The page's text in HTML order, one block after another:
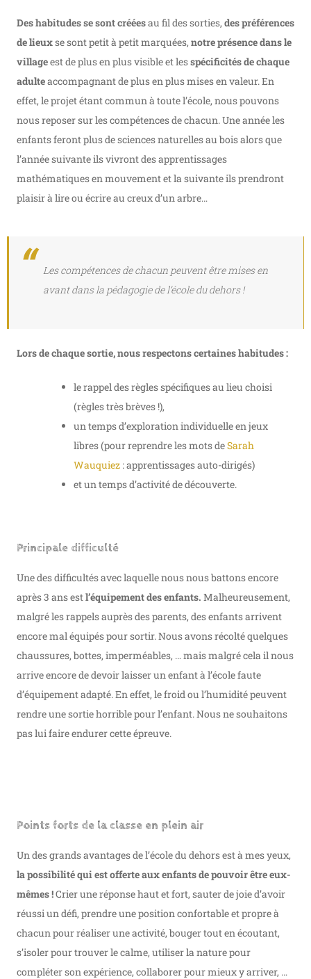
Des habitudes se sont crééesau fil des sorties, des préférences
de lieuxse sont petit à petit marquées, notre présence dans le
villageest de plus en plus visible et lesspécificités de chaque
adulteaccompagnant de plus en plus mises en valeur. En
effet, le projet étant commun à toute l’école, nous pouvons
nous reposer sur les compétences de chacun. Une année les
enfants feront plus de sciences naturelles au bois alors que
l’année suivante ils vivront des apprentissages
mathématiques en mouvement et la suivante ils prendront
plaisir à lire ou écrire au creux d’un arbre…
Les compétences de chacun peuvent être mises en
avant dans la pédagogie de l’école du dehors !
Lors de chaque sortie, nous respectons certaines habitudes :
le rappel des règles spécifiques au lieu choisi
(règles très brèves !),
un temps d’exploration individuelle en jeux
libres (pour reprendre les mots deSarah
Wauquiez : apprentissages auto-dirigés)
et un temps d’activité de découverte.
Principale difficulté
Une des difficultés avec laquelle nous nous battons encore
après 3 ans estl’équipement des enfants. Malheureusement,
malgré les rappels auprès des parents, des enfants arrivent
encore mal équipés pour sortir. Nous avons récolté quelques
chaussures, bottes, imperméables, … mais malgré cela il nous
arrive encore de devoir laisser un enfant à l’école faute
d’équipement adapté. En effet, le froid ou l’humidité peuvent
rendre une sortie horrible pour l’enfant. Nous ne souhaitons
pas lui faire endurer cette épreuve.
Points forts de la classe en plein air
Un des grands avantages de l’école du dehors est à mes yeux,
la possibilité qui est offerte aux enfants de pouvoir être eux-
mêmes !Crier une réponse haut et fort, sauter de joie d’avoir
réussi un défi, prendre une position confortable et propre à
chacun pour réaliser une activité, bouger tout en écoutant,
s’isoler pour trouver le calme, utiliser la nature pour
compléter son expérience, collaborer pour mieux y arriver, …